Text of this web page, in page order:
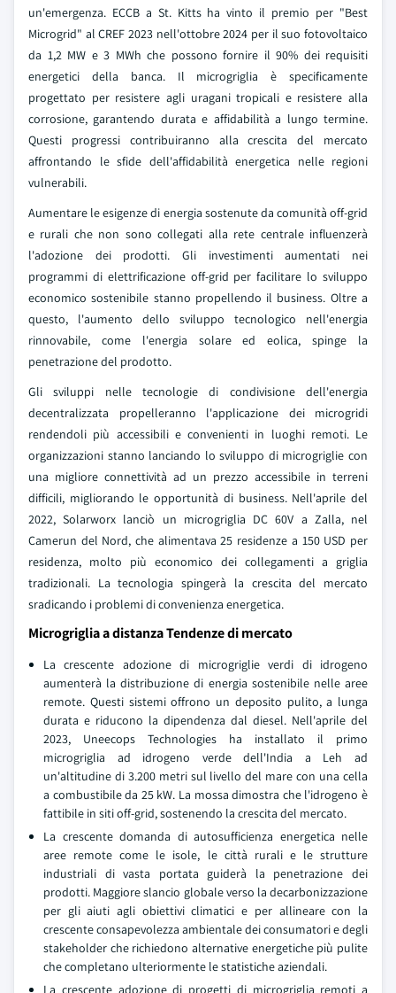
un'emergenza. ECCB a St. Kitts ha vinto il premio per "Best
Microgrid" al CREF 2023 nell'ottobre 2024 per il suo fotovoltaico
da 1,2 MW e 3 MWh che possono fornire il 90% dei requisiti
energetici della banca. Il microgriglia è specificamente
progettato per resistere agli uragani tropicali e resistere alla
corrosione, garantendo durata e affidabilità a lungo termine.
Questi progressi contribuiranno alla crescita del mercato
affrontando le sfide dell'affidabilità energetica nelle regioni
vulnerabili.
Aumentare le esigenze di energia sostenute da comunità off-grid
e rurali che non sono collegati alla rete centrale influenzerà
l'adozione dei prodotti. Gli investimenti aumentati nei
programmi di elettrificazione off-grid per facilitare lo sviluppo
economico sostenibile stanno propellendo il business. Oltre a
questo, l'aumento dello sviluppo tecnologico nell'energia
rinnovabile, come l'energia solare ed eolica, spinge la
penetrazione del prodotto.
Gli sviluppi nelle tecnologie di condivisione dell'energia
decentralizzata propelleranno l'applicazione dei microgridi
rendendoli più accessibili e convenienti in luoghi remoti. Le
organizzazioni stanno lanciando lo sviluppo di microgriglie con
una migliore connettività ad un prezzo accessibile in terreni
difficili, migliorando le opportunità di business. Nell'aprile del
2022, Solarworx lanciò un microgriglia DC 60V a Zalla, nel
Camerun del Nord, che alimentava 25 residenze a 150 USD per
residenza, molto più economico dei collegamenti a griglia
tradizionali. La tecnologia spingerà la crescita del mercato
sradicando i problemi di convenienza energetica.
Microgriglia a distanza Tendenze di mercato
La crescente adozione di microgriglie verdi di idrogeno
aumenterà la distribuzione di energia sostenibile nelle aree
remote. Questi sistemi offrono un deposito pulito, a lunga
durata e riducono la dipendenza dal diesel. Nell'aprile del
2023, Uneecops Technologies ha installato il primo
microgriglia ad idrogeno verde dell'India a Leh ad
un'altitudine di 3.200 metri sul livello del mare con una cella
a combustibile da 25 kW. La mossa dimostra che l'idrogeno è
fattibile in siti off-grid, sostenendo la crescita del mercato.
La crescente domanda di autosufficienza energetica nelle
aree remote come le isole, le città rurali e le strutture
industriali di vasta portata guiderà la penetrazione dei
prodotti. Maggiore slancio globale verso la decarbonizzazione
per gli aiuti agli obiettivi climatici e per allineare con la
crescente consapevolezza ambientale dei consumatori e degli
stakeholder che richiedono alternative energetiche più pulite
che completano ulteriormente le statistiche aziendali.
La crescente adozione di progetti di microgriglia remoti a